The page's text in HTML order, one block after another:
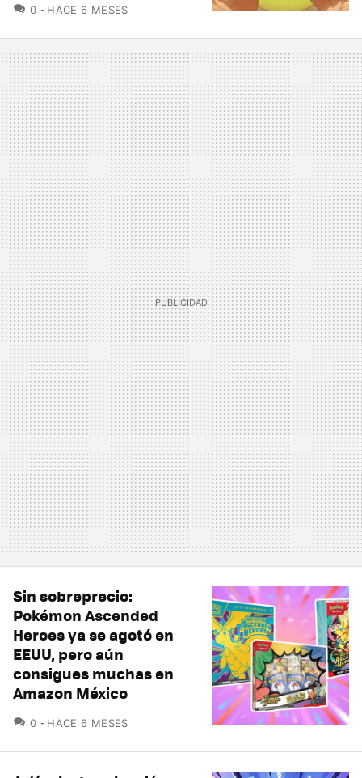
0 COMENTARIOS
HACE 6 MESES
Sin sobreprecio:
Pokémon Ascended
Heroes ya se agotó en
EEUU, pero aún
consigues muchas en
Amazon México
0 COMENTARIOS
HACE 6 MESES